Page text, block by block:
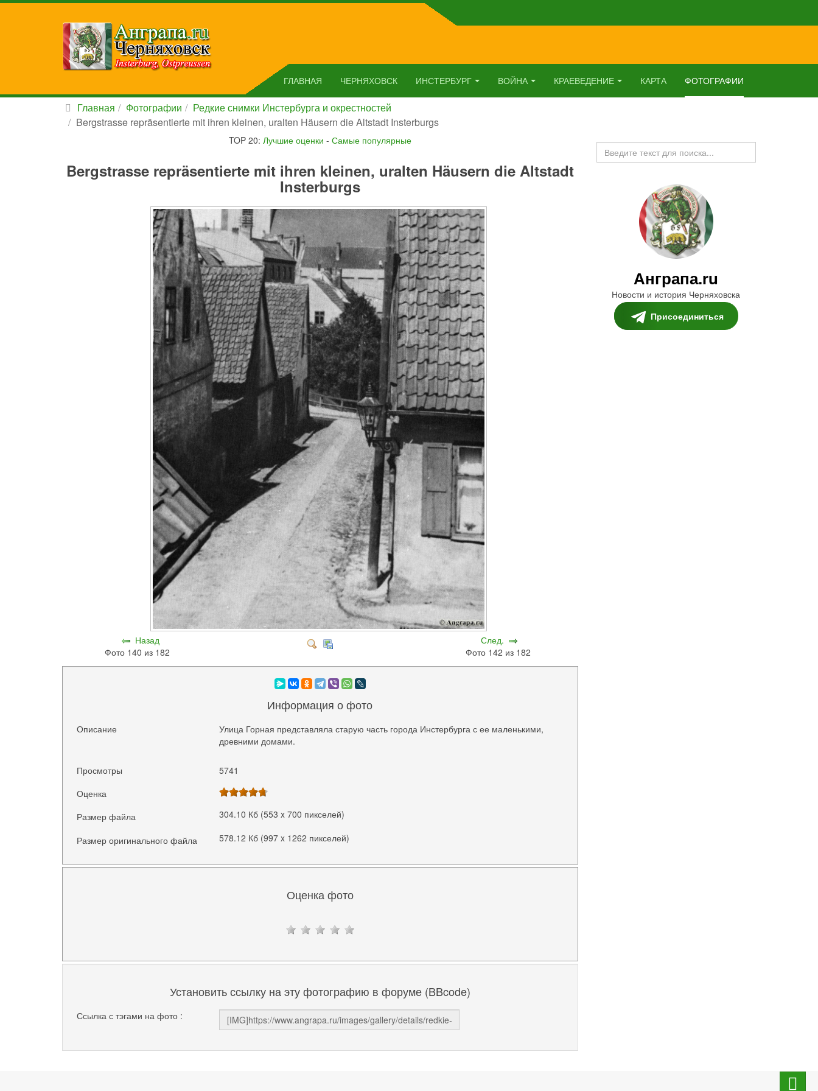
ГЛАВНАЯ ЧЕРНЯХОВСК ИНСТЕРБУРГ ВОЙНА КРАЕВЕДЕНИЕ КАРТА ФОТОГРАФИИ
Главная Фотографии
Редкие снимки Инстербурга и окрестностей
Bergstrasse repräsentierte mit ihren kleinen, uralten Häusern die Altstadt Insterburgs
TOP 20: Лучшие оценки - Самые популярные
Bergstrasse repräsentierte mit ihren kleinen, uralten Häusern die Altstadt
Insterburgs
Назад
Фото 140 из 182
След.
Фото 142 из 182
Информация о фото
Описание
Улица Горная представляла старую часть города Инстербурга с ее маленькими,
древними домами.
Просмотры
5741
Оценка
Размер файла
304.10 Кб (553 x 700 пикселей)
Размер оригинального файла 578.12 Кб (997 x 1262 пикселей)
Оценка фото
Установить ссылку на эту фотографию в форуме (BBcode)
Ссылка с тэгами на фото :
Искать...
Анграпа.ru
Новости и история Черняховска
Присоединиться